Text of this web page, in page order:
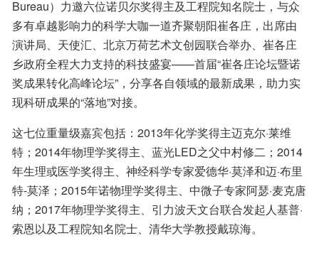
Bureau）力邀六位诺贝尔奖得主及工程院知名院士，与众
多有卓越影响力的科学大咖一道齐聚朝阳崔各庄，出席由
演讲局、天使汇、北京万荷艺术文创园联合举办、崔各庄
乡政府全程大力支持的科技盛宴——首届“崔各庄论坛暨诺
奖成果转化高峰论坛”，分享各自领域的最新成果，助力实
现科研成果的“落地”对接。
这七位重量级嘉宾包括：2013年化学奖得主迈克尔·莱维
特；2014年物理学奖得主、蓝光LED之父中村修二；2014
年生理或医学奖得主、神经科学专家爱德华·莫泽和迈·布里
特-莫泽；2015年诺物理学奖得主、中微子专家阿瑟·麦克唐
纳；2017年物理学奖得主、引力波天文台联合发起人基普·
索恩以及工程院知名院士、清华大学教授戴琼海。